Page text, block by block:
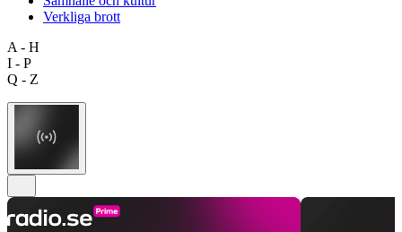
Verkliga brott
A - H
I - P
Q - Z